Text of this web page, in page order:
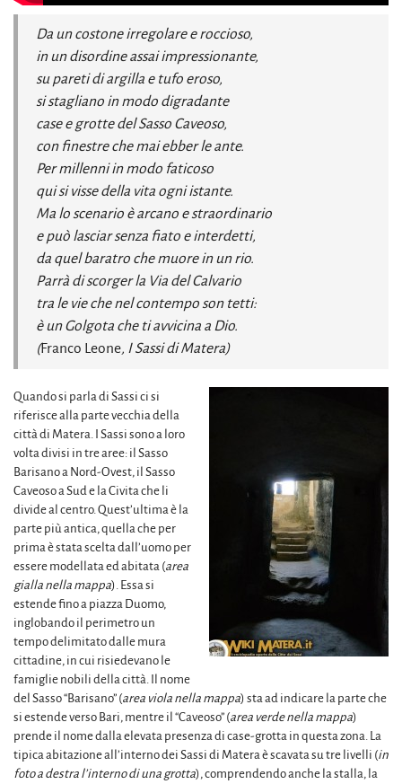
Da un costone irregolare e roccioso,
in un disordine assai impressionante,
su pareti di argilla e tufo eroso,
si stagliano in modo digradante
case e grotte del Sasso Caveoso,
con finestre che mai ebber le ante.
Per millenni in modo faticoso
qui si visse della vita ogni istante.
Ma lo scenario è arcano e straordinario
e può lasciar senza fiato e interdetti,
da quel baratro che muore in un rio.
Parrà di scorger la Via del Calvario
tra le vie che nel contempo son tetti:
è un Golgota che ti avvicina a Dio.
(Franco Leone, I Sassi di Matera)
Quando si parla di Sassi ci si
riferisce alla parte vecchia della
città di Matera. I Sassi sono a loro
volta divisi in tre aree: il Sasso
Barisano a Nord-Ovest, il Sasso
Caveoso a Sud e la Civita che li
divide al centro. Quest’ultima è la
parte più antica, quella che per
prima è stata scelta dall’uomo per
essere modellata ed abitata (area
gialla nella mappa). Essa si
estende fino a piazza Duomo,
inglobando il perimetro un
tempo delimitato dalle mura
cittadine, in cui risiedevano le
famiglie nobili della città. Il nome
del Sasso “Barisano” (area viola nella mappa) sta ad indicare la parte che
si estende verso Bari, mentre il “Caveoso” (area verde nella mappa)
prende il nome dalla elevata presenza di case-grotta in questa zona. La
tipica abitazione all’interno dei Sassi di Matera è scavata su tre livelli (in
foto a destra l’interno di una grotta), comprendendo anche la stalla, la